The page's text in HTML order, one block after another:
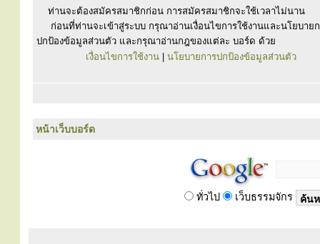
ท่านจะต้องสมัครสมาชิกก่อน การสมัครสมาชิกจะใช้เวลาไม่นาน
ก่อนที่ท่านจะเข้าสู่ระบบ กรุณาอ่านเงื่อนไขการใช้งานและนโยบาย
ปกป้องข้อมูลส่วนตัว และกรุณาอ่านกฎของแต่ละ บอร์ด ด้วย
เงื่อนไขการใช้งาน
นโยบายการปกป้องข้อมูลส่วนตัว
หน้าเว็บบอร์ด
ทั่วไป เว็บธรรมจักร